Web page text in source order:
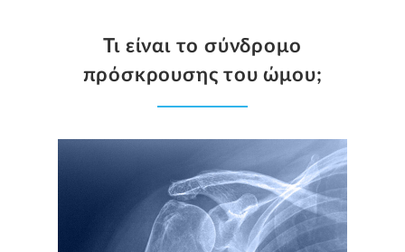
Τι είναι το σύνδρομο
πρόσκρουσης του ώμου;